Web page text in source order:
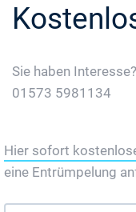
Sie haben
01573 5981134
Hier sofort
eine Entrümpelung